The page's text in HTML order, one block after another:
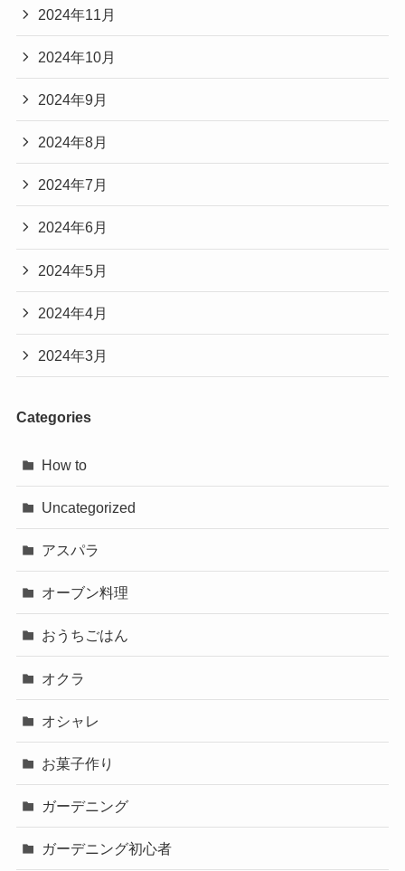
2024年11月
2024年10月
2024年9月
2024年8月
2024年7月
2024年6月
2024年5月
2024年4月
2024年3月
Categories
How to
Uncategorized
アスパラ
オーブン料理
おうちごはん
オクラ
オシャレ
お菓子作り
ガーデニング
ガーデニング初心者